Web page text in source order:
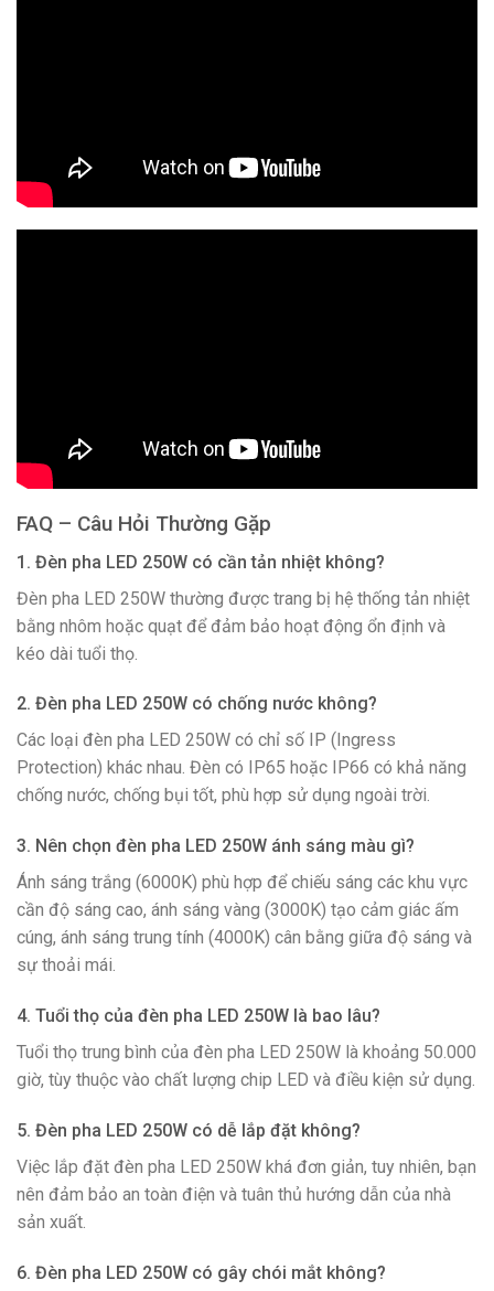
FAQ – Câu Hỏi Thường Gặp
1. Đèn pha LED 250W có cần tản nhiệt không?
Đèn pha LED 250W thường được trang bị hệ thống tản nhiệt
bằng nhôm hoặc quạt để đảm bảo hoạt động ổn định và
kéo dài tuổi thọ.
2. Đèn pha LED 250W có chống nước không?
Các loại đèn pha LED 250W có chỉ số IP (Ingress
Protection) khác nhau. Đèn có IP65 hoặc IP66 có khả năng
chống nước, chống bụi tốt, phù hợp sử dụng ngoài trời.
3. Nên chọn đèn pha LED 250W ánh sáng màu gì?
Ánh sáng trắng (6000K) phù hợp để chiếu sáng các khu vực
cần độ sáng cao, ánh sáng vàng (3000K) tạo cảm giác ấm
cúng, ánh sáng trung tính (4000K) cân bằng giữa độ sáng và
sự thoải mái.
4. Tuổi thọ của đèn pha LED 250W là bao lâu?
Tuổi thọ trung bình của đèn pha LED 250W là khoảng 50.000
giờ, tùy thuộc vào chất lượng chip LED và điều kiện sử dụng.
5. Đèn pha LED 250W có dễ lắp đặt không?
Việc lắp đặt đèn pha LED 250W khá đơn giản, tuy nhiên, bạn
nên đảm bảo an toàn điện và tuân thủ hướng dẫn của nhà
sản xuất.
6. Đèn pha LED 250W có gây chói mắt không?